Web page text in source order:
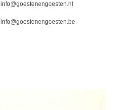
info@goestenengoesten.nl
info@goestenengoesten.be